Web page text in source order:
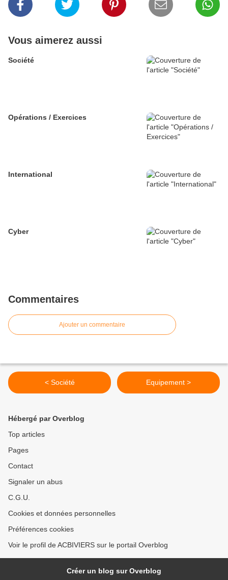
Vous aimerez aussi
Société
Opérations / Exercices
International
Cyber
Commentaires
Ajouter un commentaire
< Société Equipement >
Hébergé par Overblog
Top articles
Pages
Contact
Signaler un abus
C.G.U.
Cookies et données personnelles
Préférences cookies
Voir le profil de ACBIVIERS sur le portail Overblog
Créer un blog sur Overblog